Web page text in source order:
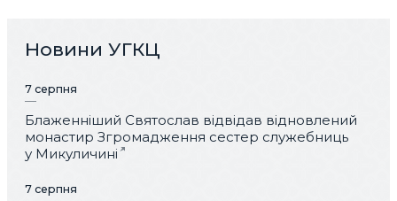
Новини УГКЦ
7 серпня
Блаженніший Святослав відвідав відновлений
монастир Згромадження сестер служебниць
у Микуличині
7 серпня